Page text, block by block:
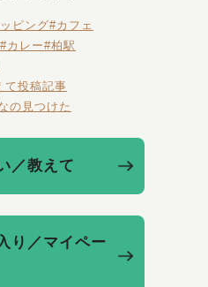
ピング#カフェ
#カレー#柏駅
て投稿記事
の見つけた
／教えて
り／マイペー